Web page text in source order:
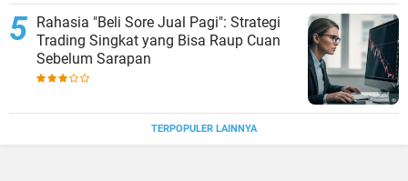
Rahasia "Beli Sore Jual Pagi": Strategi
Trading Singkat yang Bisa Raup Cuan
Sebelum Sarapan
TERPOPULER LAINNYA